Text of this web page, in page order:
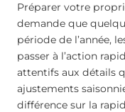
Préparer votre
demande que
période de l’année,
passer à l’action
attentifs aux détails
ajustements
différence sur la